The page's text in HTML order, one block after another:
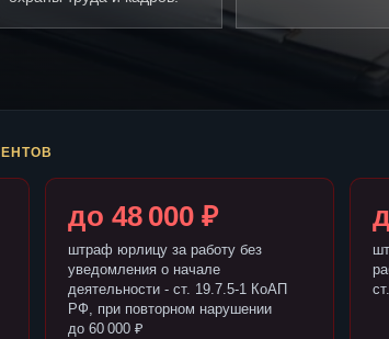
до 48 000 ₽
штраф юрлицу за работу без
уведомления о начале
деятельности - ст. 19.7.5-1 КоАП
РФ, при повторном нарушении
до 60 000 ₽